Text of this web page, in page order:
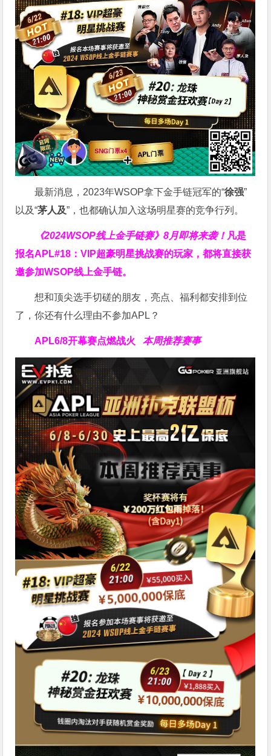
最新消息，2023年WSOP拿下金手链冠军的“徐强”
以及“茅人及”，也都确认加入这场明星赛的竞争行列。
《2024WSOP线上金手链赛》8月即将来袭！ 凡是
报名APL#18：VIP超豪明星挑战赛的玩家，都将直接获
邀参加WSOP线上金手链。
想和顶尖选手切磋的朋友，亮点、福利都安排到位
了，你还有什么理由不参加APL？
APL6/8开幕赛点燃战火本周推荐赛事